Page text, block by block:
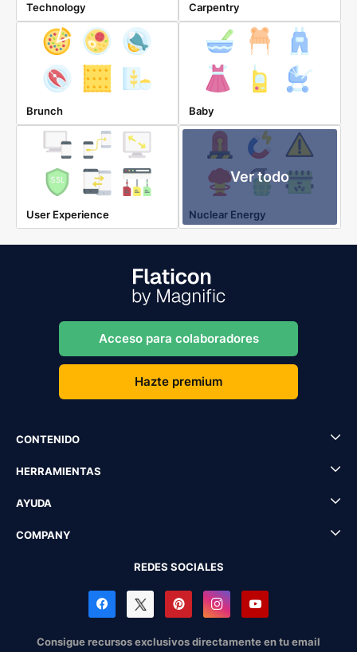
Technology Carpentry
Brunch Baby
User Experience
Ver todo
Nuclear Energy
Acceso para colaboradores
Hazte premium
CONTENIDO
HERRAMIENTAS
AYUDA
COMPANY
REDES SOCIALES
Consigue recursos exclusivos directamente en tu email